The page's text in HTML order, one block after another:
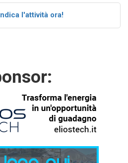
l'attività ora!